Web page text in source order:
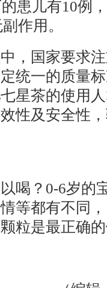
患儿有10例
作用。
国家要求注
统一的质量
星茶的使用
性及安全性
？0-6岁的
等都有不同
粒是最正确